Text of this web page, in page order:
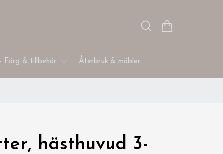
Färg & tillbehör Återbruk & möbler
hästhuvud 3-